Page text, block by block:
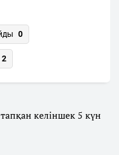
0
2
келіншек 5 күн